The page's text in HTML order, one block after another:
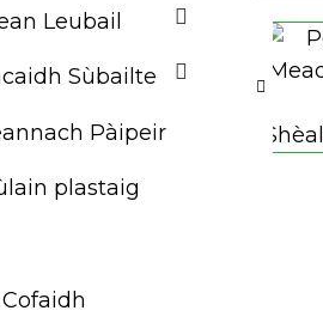
Leubail
Sùbailte
Pàipeir
plastaig